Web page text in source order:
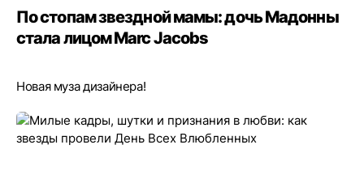
По стопам звездной мамы: дочь Мадонны
стала лицом Marc Jacobs
Новая муза дизайнера!